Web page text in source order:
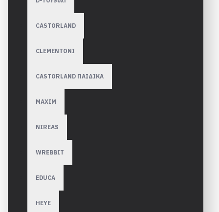
CASTORLAND
CLEMENTONI
CASTORLAND ΠΑΙΔΙΚΑ
MAXIM
NIREAS
WREBBIT
EDUCA
HEYE